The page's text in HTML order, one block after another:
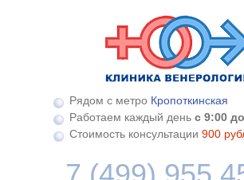
Рядом с метро Кропоткинская
Работаем каждый день с 9:00
Стоимость консультации 900